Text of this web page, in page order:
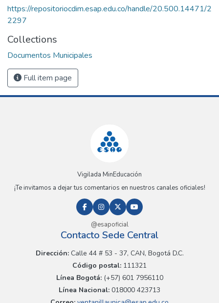
https://repositoriocdim.esap.edu.co/handle/20.500.14471/2
2297
Collections
Documentos Municipales
Full item page
Vigilada MinEducación
¡Te invitamos a dejar tus comentarios en nuestros canales oficiales!
@esapoficial
Contacto Sede Central
Dirección:Calle 44 # 53 - 37, CAN, Bogotá D.C.
Código postal: 111321
Línea Bogotá:(+57) 601 7956110
Línea Nacional: 018000 423713